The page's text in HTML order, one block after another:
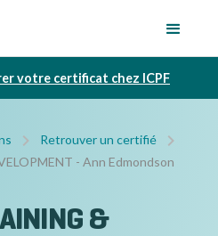
votre certificat chez ICPF
Retrouver un certifié
- Ann Edmondson
&